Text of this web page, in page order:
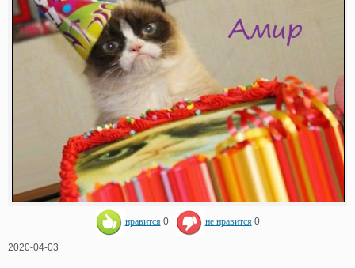
нравится 0 не нравится 0
2020-04-03